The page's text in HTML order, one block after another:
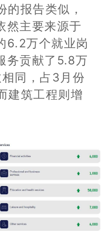
的报告类似，
然主要来源于
6.2万个就业岗
务贡献了5.8万
同，占3月份
建筑工程则增